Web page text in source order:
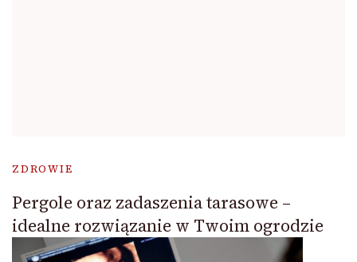
ZDROWIE
Pergole oraz zadaszenia tarasowe –
idealne rozwiązanie w Twoim ogrodzie